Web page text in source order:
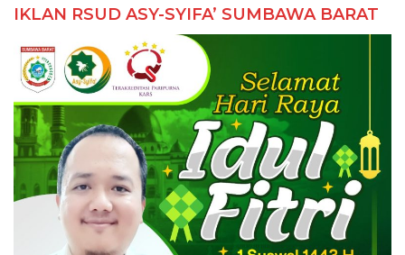
IKLAN RSUD ASY-SYIFA’ SUMBAWA BARAT